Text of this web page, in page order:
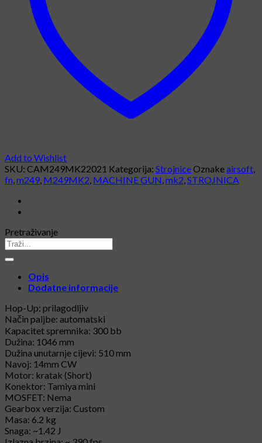
Add to Wishlist
SKU: CAM249MK22021 Kategorija: StrojniceOznakeairsoft,
fn,m249, M249MK2, MACHINE GUN,mk2,STROJNICA
Pretraživanje
Opis
Dodatne informacije
Hop-Up: prilagodljiv
Način paljbe: automatski
Kapacitet spremnika: 300 bb
Dužina: 1046 mm
Dužina unutarnje cijevi: 510 mm
Navoj: 14mm CW
Motor: kratak (Short)
Konektor: Tamiya mini
MOSFET: Nema
Gearbox verzija: Custom
Masa: 6.2 kg
Snaga: ~1.42 J